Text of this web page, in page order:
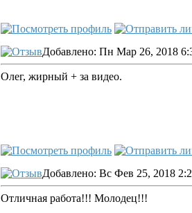
Добавлено: Пн Мар 26, 2018
Олег, жирный + за видео.
Добавлено: Вс Фев 25, 2018
Отличная работа!!! Молодец!!!